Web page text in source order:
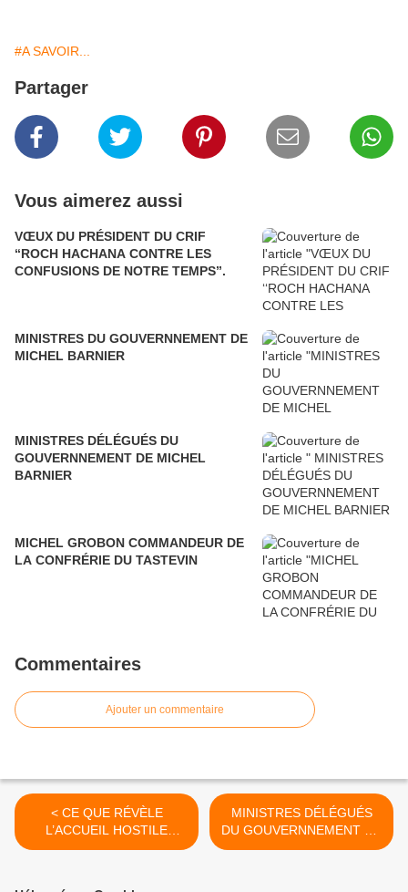
#A SAVOIR...
Partager
Vous aimerez aussi
VŒUX DU PRÉSIDENT DU CRIF
‘‘ROCH HACHANA CONTRE LES
CONFUSIONS DE NOTRE TEMPS’’.
MINISTRES DU GOUVERNNEMENT DE
MICHEL BARNIER
MINISTRES DÉLÉGUÉS DU
GOUVERNNEMENT DE MICHEL
BARNIER
MICHEL GROBON COMMANDEUR DE
LA CONFRÉRIE DU TASTEVIN
Commentaires
Ajouter un commentaire
< CE QUE RÉVÈLE
L’ACCUEIL HOSTILE
RÉSERVÉ A FRANÇOIS
MINISTRES DÉLÉGUÉS
DU GOUVERNNEMENT DE
MICHEL BARNIER >